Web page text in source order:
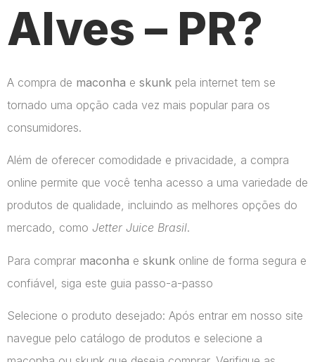
Alves – PR?
A compra de maconha e skunk pela internet tem se
tornado uma opção cada vez mais popular para os
consumidores.
Além de oferecer comodidade e privacidade, a compra
online permite que você tenha acesso a uma variedade de
produtos de qualidade, incluindo as melhores opções do
mercado, como Jetter Juice Brasil.
Para comprar maconha e skunk online de forma segura e
confiável, siga este guia passo-a-passo
Selecione o produto desejado: Após entrar em nosso site
navegue pelo catálogo de produtos e selecione a